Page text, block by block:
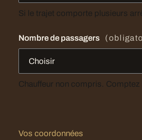
Nombre de passagers
Chauffeur non compris.
Vos coordonnées